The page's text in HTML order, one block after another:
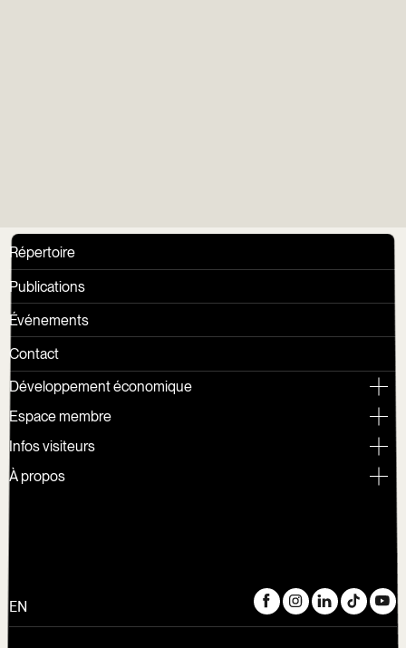
Répertoire
Publications
Événements
Contact
Développement économique
Espace membre
Infos visiteurs
À propos
EN